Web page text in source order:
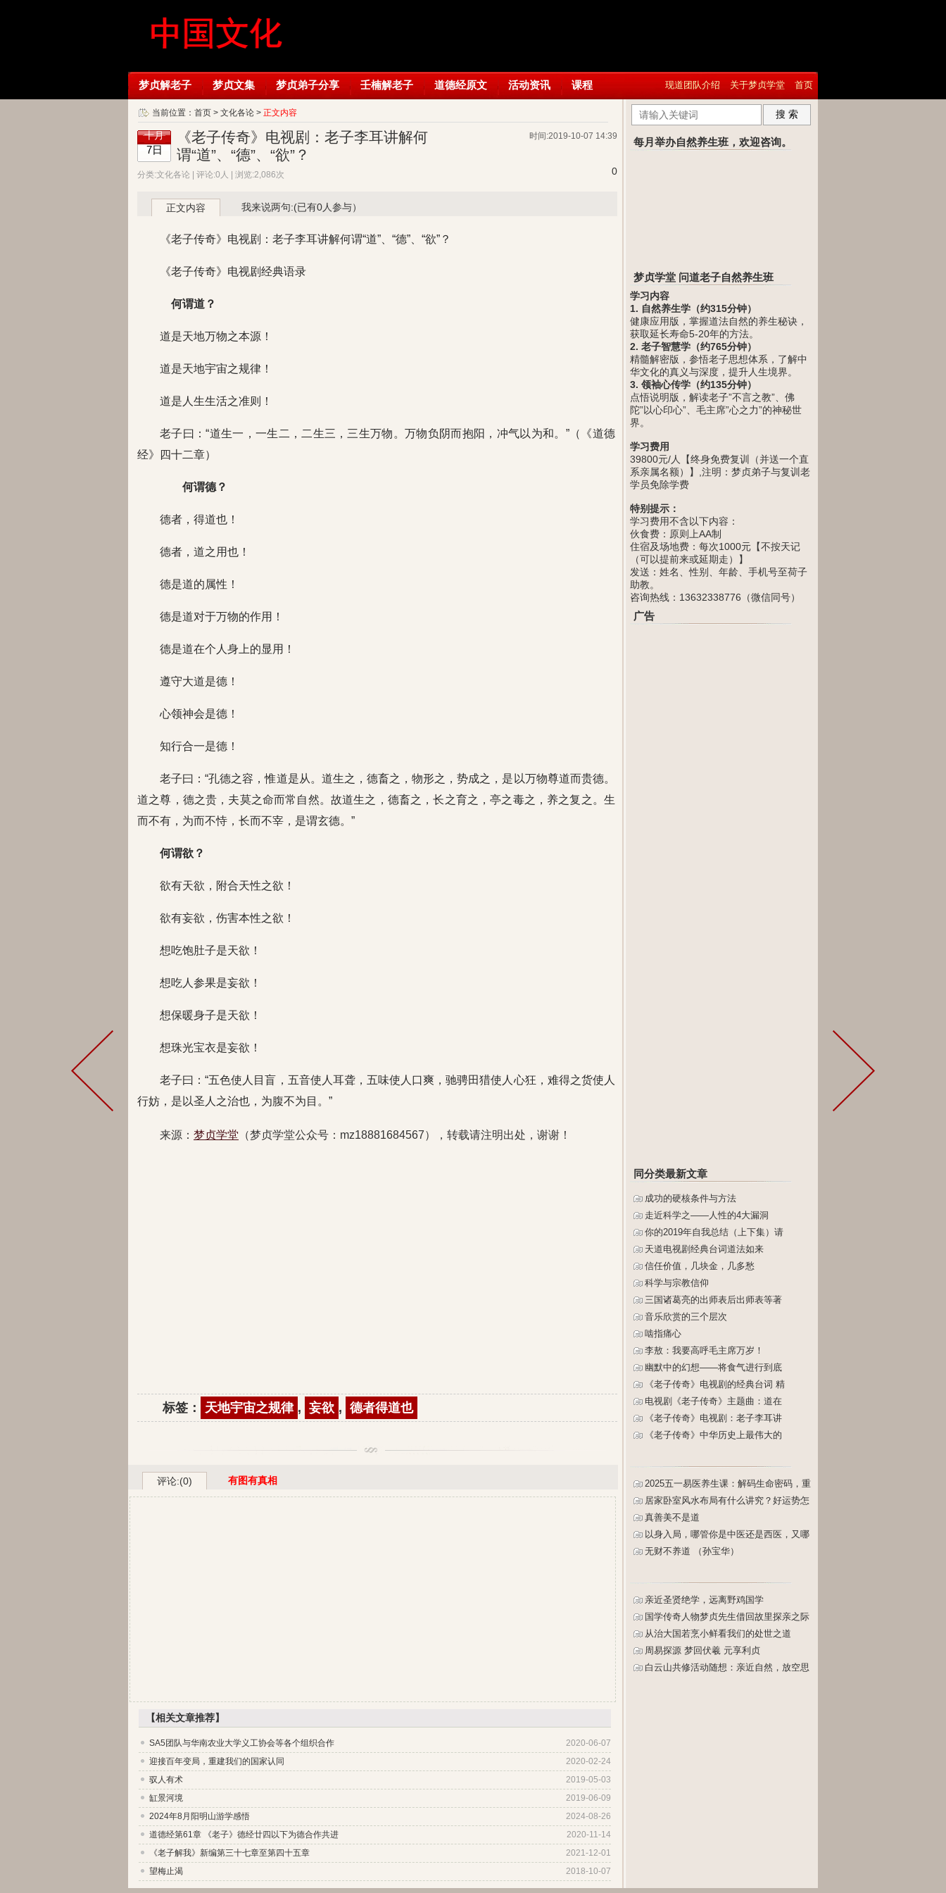
梦贞解老子 梦贞文集 梦贞弟子分享 壬楠解老子 道德经原文 活动资讯 课程 首页
关于梦贞学堂
现道团队介绍
当前位置： 首页> 文化各论> 正文内容
十月
7日
时间:2019-10-07 14:39
《老子传奇》电视剧：老子李耳讲解何
谓“道”、“德”、“欲”？
0
分类:文化各论 | 评论:0人 | 浏览:2,086次
正文内容 我来说两句:(已有0人参与）
《老子传奇》电视剧：老子李耳讲解何谓“道”、“德”、“欲”？
《老子传奇》电视剧经典语录
何谓道？
道是天地万物之本源！
道是天地宇宙之规律！
道是人生生活之准则！
老子曰：“道生一，一生二，二生三，三生万物。万物负阴而抱阳，冲气以为和。”（《道德
经》四十二章）
何谓德？
德者，得道也！
德者，道之用也！
德是道的属性！
德是道对于万物的作用！
德是道在个人身上的显用！
遵守大道是德！
心领神会是德！
知行合一是德！
老子曰：“孔德之容，惟道是从。道生之，德畜之，物形之，势成之，是以万物尊道而贵德。
道之尊，德之贵，夫莫之命而常自然。故道生之，德畜之，长之育之，亭之毒之，养之复之。生
而不有，为而不恃，长而不宰，是谓玄德。”
何谓欲？
欲有天欲，附合天性之欲！
欲有妄欲，伤害本性之欲！
想吃饱肚子是天欲！
想吃人参果是妄欲！
想保暖身子是天欲！
想珠光宝衣是妄欲！
老子曰：“五色使人目盲，五音使人耳聋，五味使人口爽，驰骋田猎使人心狂，难得之货使人
行妨，是以圣人之治也，为腹不为目。”
来源： 梦贞学堂 （梦贞学堂公众号：mz18881684567），转载请注明出处，谢谢！
标签： 天地宇宙之规律 , 妄欲 , 德者得道也
评论:(0) 有图有真相
【相关文章推荐】
2020-06-07
SA5团队与华南农业大学义工协会等各个组织合作
2020-02-24
迎接百年变局，重建我们的国家认同
2019-05-03
驭人有术
2019-06-09
缸景河境
2024-08-26
2024年8月阳明山游学感悟
2020-11-14
道德经第61章 《老子》德经廿四以下为德合作共进
2021-12-01
《老子解我》新编第三十七章至第四十五章
2018-10-07
望梅止渴
搜 索
每月举办自然养生班，欢迎咨询。
梦贞学堂 问道老子自然养生班
学习内容
1. 自然养生学（约315分钟）
健康应用版，掌握道法自然的养生秘诀，
获取延长寿命5-20年的方法。
2. 老子智慧学（约765分钟）
精髓解密版，参悟老子思想体系，了解中
华文化的真义与深度，提升人生境界。
3. 领袖心传学（约135分钟）
点悟说明版，解读老子”不言之教”、佛
陀”以心印心”、毛主席”心之力”的神秘世
界。
学习费用
39800元/人【终身免费复训（并送一个直
系亲属名额）】,注明：梦贞弟子与复训老
学员免除学费
特别提示：
学习费用不含以下内容：
伙食费：原则上AA制
住宿及场地费：每次1000元【不按天记
（可以提前来或延期走）】
发送：姓名、性别、年龄、手机号至荷子
助教。
咨询热线：13632338776（微信同号）
广告
同分类最新文章
成功的硬核条件与方法
走近科学之——人性的4大漏洞
你的2019年自我总结（上下集）请
天道电视剧经典台词道法如来
信任价值，几块金，几多愁
科学与宗教信仰
三国诸葛亮的出师表后出师表等著
音乐欣赏的三个层次
啮指痛心
李敖：我要高呼毛主席万岁！
幽默中的幻想——将食气进行到底
《老子传奇》电视剧的经典台词 精
电视剧《老子传奇》主题曲：道在
《老子传奇》电视剧：老子李耳讲
《老子传奇》中华历史上最伟大的
2025五一易医养生课：解码生命密码，重
塑健康人生
居家卧室风水布局有什么讲究？好运势怎
么布置？床怎么摆放？
真善美不是道
以身入局，哪管你是中医还是西医，又哪
管你是主动还是被动（孙宝华）
无财不养道 （孙宝华）
亲近圣贤绝学，远离野鸡国学
国学传奇人物梦贞先生借回故里探亲之际
将应邀做客樱桃谷与家乡企业家交流《领
袖心传学》暨《经济产业资本创新峰会》
论坛
从治大国若烹小鲜看我们的处世之道
周易探源 梦回伏羲 元享利贞
白云山共修活动随想：亲近自然，放空思